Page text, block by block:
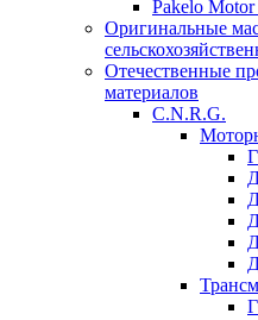
Pakelo
Оригинальные
Отечественные
материалов
C.N.R.G.